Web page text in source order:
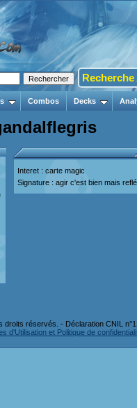
Recherche
Combos Decks
Interet : carte magic
Signature : agir c'est bien mais
réservés. - Déclaration CNIL
d'Utilisation et Politique de